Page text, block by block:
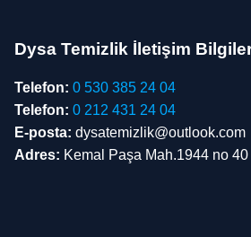
Dysa Temizlik İletişim
Telefon: 0 530 385 24 04
Telefon: 0 212 431 24 04
E-posta: dysatemizlik@outlook.com
Adres: Kemal Paşa Mah.1944 no 40